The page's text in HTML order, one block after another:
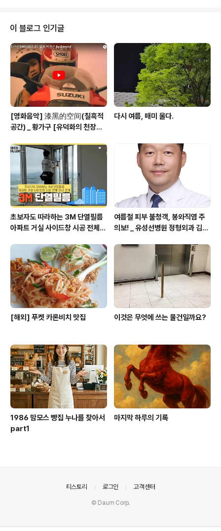
-5955-8575 hushpuppies.modoo.at #둔산이마트
#둔산이마트허시파피 #허시파피세일 #허시파피부츠 #겨
울부츠세일 #부츠세일 #이마트둔산점 #이마트패션 #이
마트허시파피 #허시파피 최고의 기술을 보유한 중.소상공
인의 놀이터 미디어테크 http://media-tech.kr 대한민..
이 블로그 인기글
[영화음악] 漆黑的空间(칠흑적
공간) _ 황가구 [유덕화의 천장지
다시 여름, 매미 울다.
초보자도 따라하는 3M 단열필름
아파트 거실 사이드창 시공 전체
여름철 피부 불청객, 봉와직염 주
의보! _ 유성선병원 정형외과 김의
[해외] 푸켓 카론비치 맛집 이것은 무엇에 쓰는 물건일까요?
1986 맘모스 빵집 누나를 찾아서
part1
마지막 하루의 기록
티스토리 로그인 고객센터
© Daum Corp.